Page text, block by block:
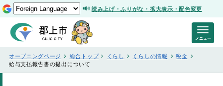
読み上げ・ふりがな・拡大表示・配色変更
オープニングページ 総合トップ くらし くらしの情報
税金
給与支払報告書の提出について
メニュー